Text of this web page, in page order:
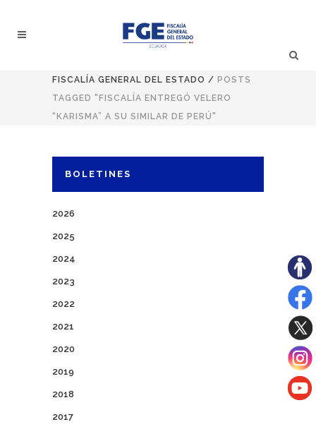
FISCALÍA GENERAL DEL ESTADO / POSTS
TAGGED "FISCALÍA ENTREGÓ VELERO
“KARISMA” A SU SIMILAR DE PERÚ"
BOLETINES
2026
2025
2024
2023
2022
2021
2020
2019
2018
2017